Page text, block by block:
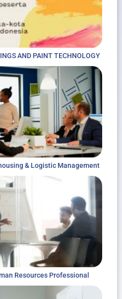
AND PAINT TECHNOLOGY
& Logistic Management
Resources Professional